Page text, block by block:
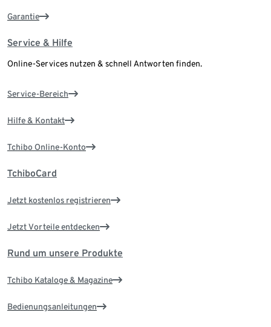
Garantie
Service & Hilfe
Online-Services nutzen & schnell Antworten finden.
Service-Bereich
Hilfe & Kontakt
Tchibo Online-Konto
TchiboCard
Jetzt kostenlos registrieren
Jetzt Vorteile entdecken
Rund um unsere Produkte
Tchibo Kataloge & Magazine
Bedienungsanleitungen